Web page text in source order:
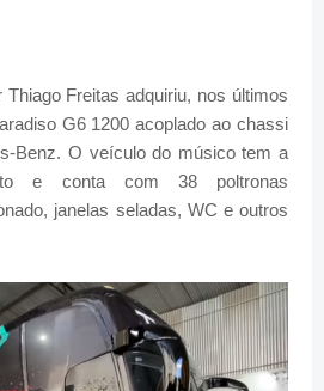
Freitas adquiriu, nos últimos
G6 1200 acoplado ao chassi
Benz. O veículo do músico tem a
e conta com 38 poltronas
janelas seladas, WC e outros